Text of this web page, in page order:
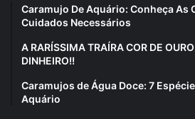
Caramujo De Aquário: Conheça As
Cuidados Necessários
A RARÍSSIMA TRAÍRA COR DE
DINHEIRO!!
Caramujos de Água Doce: 7
Aquário